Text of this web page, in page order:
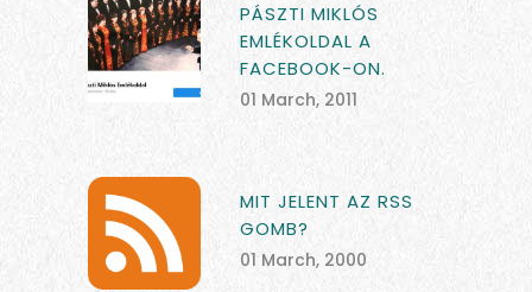
PÁSZTI MIKLÓS
EMLÉKOLDAL A
FACEBOOK-ON.
01 March, 2011
MIT JELENT AZ RSS
GOMB?
01 March, 2000